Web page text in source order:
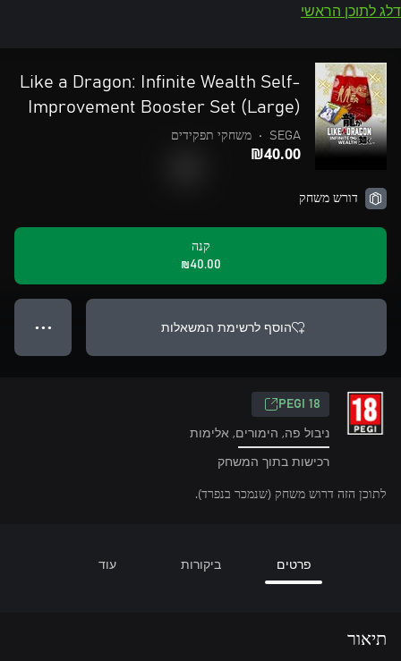
דלג לתוכן הראשי
Like a Dragon: Infinite Wealth Self-
Improvement Booster Set (Large)
SEGA
• משחקי תפקידים
‪₪‎40.00‬
דורש משחק
קנה
‪₪‎40.00‬
הוסף לרשימת המשאלות ● ● ●
PEGI 18
ניבול פה, הימורים, אלימות
רכישות בתוך המשחק
לתוכן הזה דרוש משחק (שנמכר בנפרד).
פרטים ביקורות עוד
תיאור